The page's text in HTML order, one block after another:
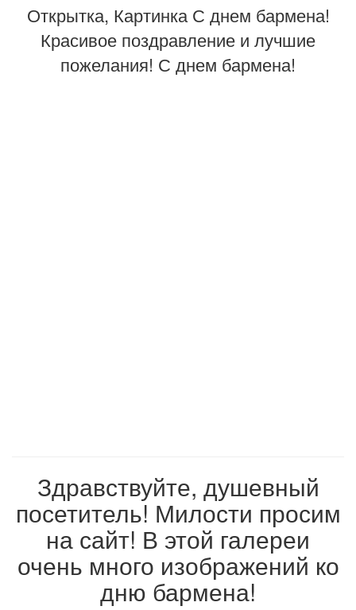
Открытка, Картинка С днем бармена!
Красивое поздравление и лучшие
пожелания! С днем бармена!
Здравствуйте, душевный
посетитель! Милости просим
на сайт! В этой галереи
очень много изображений ко
дню бармена!